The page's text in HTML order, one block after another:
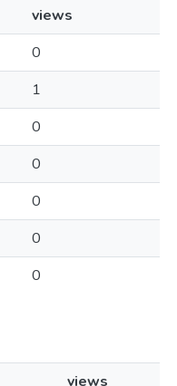
views
0
1
0
0
0
0
0
views